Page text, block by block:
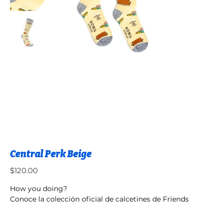
Central Perk Beige
Precio
$120.00
How you doing?
Conoce la colección oficial de calcetines de Friends